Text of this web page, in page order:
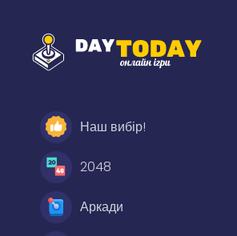
Наш вибір!
2048
Аркади